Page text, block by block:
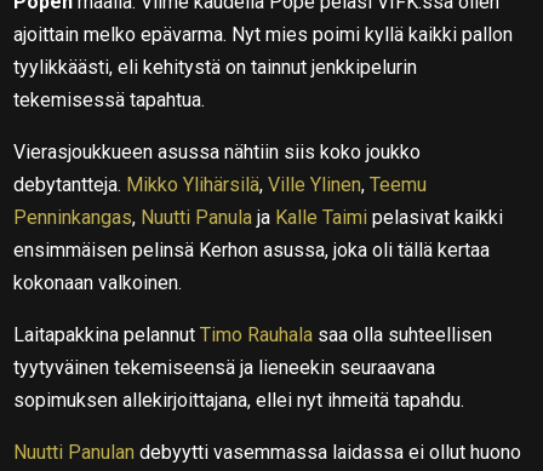
ajoittain melko epävarma. Nyt mies poimi kyllä kaikki pallon
tyylikkäästi, eli kehitystä on tainnut jenkkipelurin
tekemisessä tapahtua.
Vierasjoukkueen asussa nähtiin siis koko joukko
debytantteja. Mikko Ylihärsilä,Ville Ylinen,Teemu
Penninkangas, Nuutti Panula ja Kalle Taimi pelasivat kaikki
ensimmäisen pelinsä Kerhon asussa, joka oli tällä kertaa
kokonaan valkoinen.
Laitapakkina pelannutTimo Rauhala saa olla suhteellisen
tyytyväinen tekemiseensä ja lieneekin seuraavana
sopimuksen allekirjoittajana, ellei nyt ihmeitä tapahdu.
Nuutti Panulan debyytti vasemmassa laidassa ei ollut huono